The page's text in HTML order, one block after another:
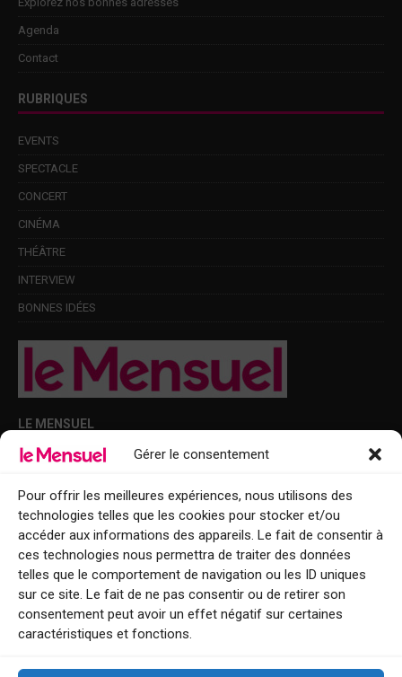
Gérer le consentement
Pour offrir les meilleures expériences, nous utilisons des
technologies telles que les cookies pour stocker et/ou
accéder aux informations des appareils. Le fait de consentir à
ces technologies nous permettra de traiter des données
telles que le comportement de navigation ou les ID uniques
sur ce site. Le fait de ne pas consentir ou de retirer son
consentement peut avoir un effet négatif sur certaines
caractéristiques et fonctions.
Agenda
Contact
RUBRIQUES
EVENTS
SPECTACLE
CONCERT
CINÉMA
THÉÂTRE
INTERVIEW
BONNES IDÉES
LE MENSUEL
Points de diffusion Var et Alpes-Maritimes : oû trouver Le Mensuel ?
Le Mensuel en PDF : consultez le magazine en ligne
Qui sommes-nous ?
BFM Top Sorties
EVENT
Tourisme week-end : envie de vous évader le temps d’un week-end ou